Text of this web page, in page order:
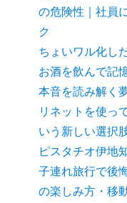
の危険性｜社員
ク
ちょいワル化し
お酒を飲んで記
本音を読み解く
リネットを使っ
いう新しい選択
ピスタチオ伊地
子連れ旅行で後
の楽しみ方・移